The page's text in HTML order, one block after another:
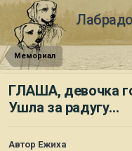
Мемориал
ГЛАША, девочка
Ушла за радугу...
Автор Ежиха